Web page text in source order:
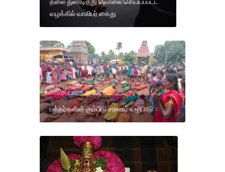
வழக்கில் வாலிபர் கைது
பக்தர்களின் கும்பிடு சரணம் வழிபாடு